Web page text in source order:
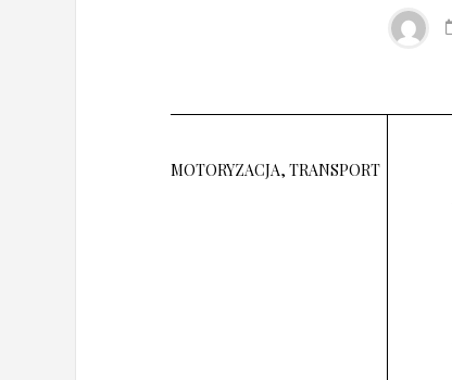
MOTORYZACJA, TRANSPORT